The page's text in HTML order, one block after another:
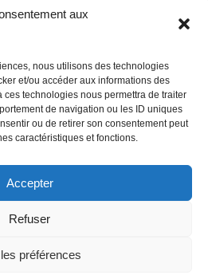
aux
nous utilisons des technologies
et/ou accéder aux informations des
technologies nous permettra de traiter
de navigation ou les ID uniques
ou de retirer son consentement peut
caractéristiques et fonctions.
Accepter
Refuser
préférences
18h30
mentions légales